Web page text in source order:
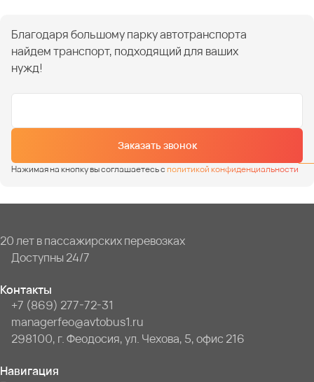
Благодаря большому парку автотранспорта
найдем транспорт, подходящий для ваших
нужд!
Заказать звонок
Нажимая на кнопку вы соглашаетесь сполитикой конфиденциальности
20 лет в пассажирских перевозках
Доступны 24/7
Контакты
+7 (869) 277-72-31
managerfeo@avtobus1.ru
298100, г. Феодосия, ул. Чехова, 5, офис 216
Навигация